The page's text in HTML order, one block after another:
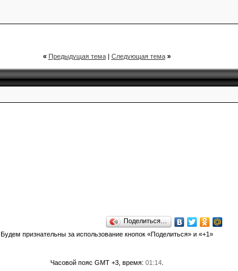
« Предыдущая тема| Следующая тема »
Поделиться…
Будем признательны за использование кнопок «Поделиться» и «+1»
Часовой пояс GMT +3, время: 01:14.